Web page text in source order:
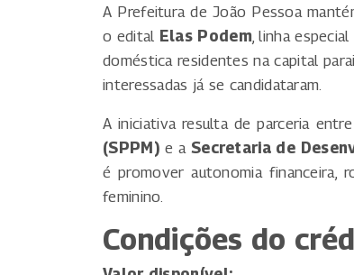
A Prefeitura de João Pessoa
o edital Elas Podem, linha
doméstica residentes na capital
interessadas já se candidataram.
A iniciativa resulta de parceria
(SPPM) e a Secretaria de
é promover autonomia financeira,
feminino.
Condições do